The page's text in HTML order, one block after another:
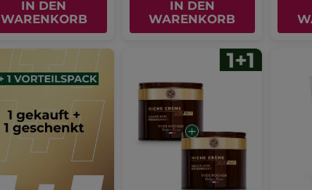
IN DEN
WARENKORB
IN DEN
WARENKORB